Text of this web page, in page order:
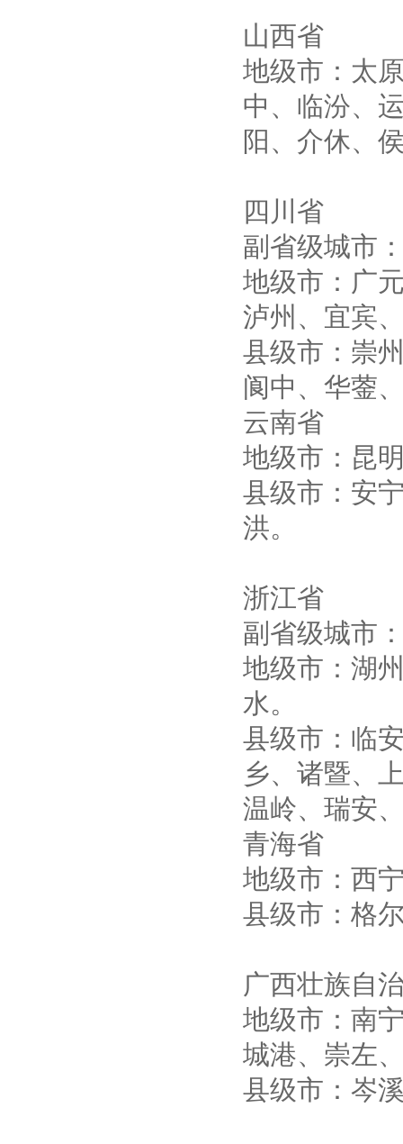
山西省
地级市：太
中、临汾、
阳、介休、
四川省
副省级城市
地级市：广
泸州、宜宾
县级市：崇
阆中、华蓥
云南省
地级市：昆
县级市：安
洪。
浙江省
副省级城市
地级市：湖
水。
县级市：临
乡、诸暨、
温岭、瑞安
青海省
地级市：西
县级市：格
广西壮族自
地级市：南
城港、崇左
县级市：岑